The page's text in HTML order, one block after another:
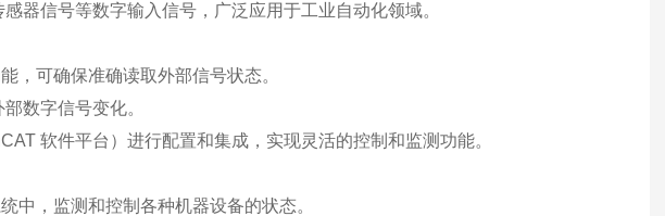
器信号等数字输入信号，广泛应用于工业自动化领域。
，可确保准确读取外部信号状态。
数字信号变化。
软件平台）进行配置和集成，实现灵活的控制和监测功能。
中，监测和控制各种机器设备的状态。